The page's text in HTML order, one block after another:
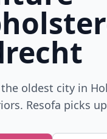
oldest city in
Resofa picks